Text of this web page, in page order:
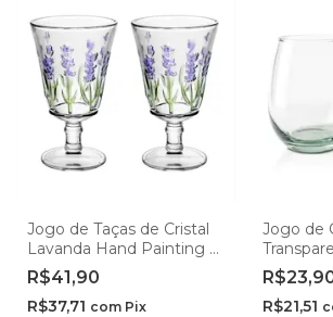
Jogo de Taças de Cristal
Lavanda Hand Painting -
Lyor
R$41,90
R$37,71 com Pix
Jogo de
450ml -
R$21,51